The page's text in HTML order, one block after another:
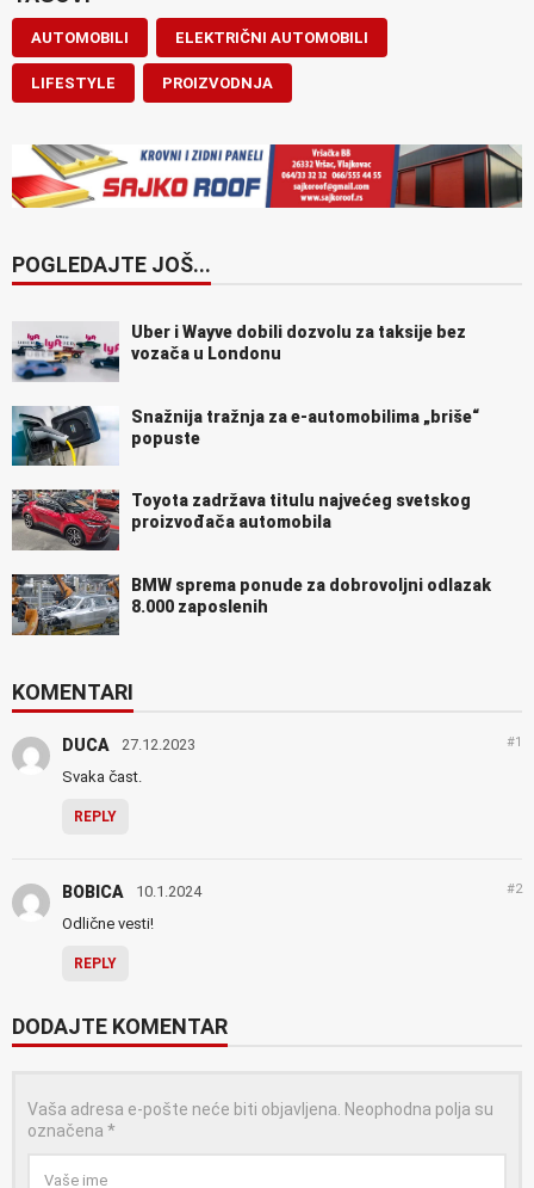
AUTOMOBILI ELEKTRIČNI AUTOMOBILI
LIFESTYLE PROIZVODNJA
POGLEDAJTE JOŠ...
Uber i Wayve dobili dozvolu za taksije bez
vozača u Londonu
Snažnija tražnja za e-automobilima „briše“
popuste
Toyota zadržava titulu najvećeg svetskog
proizvođača automobila
BMW sprema ponude za dobrovoljni odlazak
8.000 zaposlenih
KOMENTARI
DUCA 27.12.2023 #1
Svaka čast.
REPLY
BOBICA 10.1.2024 #2
Odlične vesti!
REPLY
DODAJTE KOMENTAR
Vaša adresa e-pošte neće biti objavljena. Neophodna polja su
označena *